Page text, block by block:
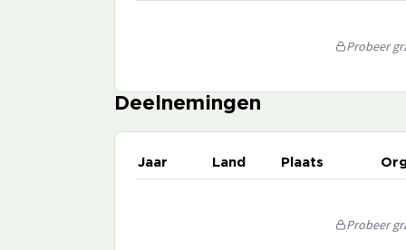
Probeer
Deelnemingen
Jaar Land Plaats
Probeer